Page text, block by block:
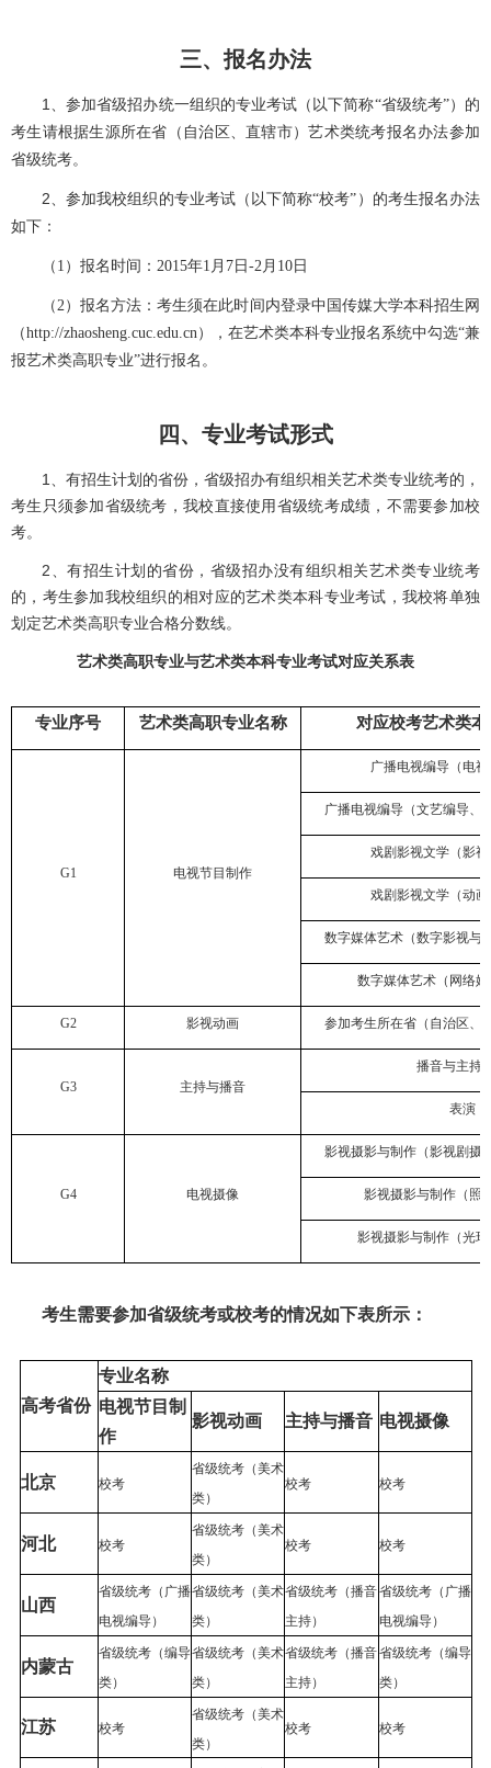
三、报名办法
1 、参加省级招办统一组织的专业考试（以下简称“省级统考”） 的
考生请根据生源所在省（自治区、直辖市）艺术类统考报名办法参加
省级统考。
2 、参加我校组织的专业考试（以下简称“校考”） 的考生报名办法
如下：
（ 1 ）报名时间： 2015年1 月 7日-2 月 10日
（ 2 ）报名方法：考生须在此时间内登录中国传媒大学本科招生网
（http://zhaosheng.cuc.edu.cn ），在艺术类本科专业报名系统中勾选“兼
报艺术类高职专业”进行报名。
四、专业考试形式
1、有招生计划的省份，省级招办有组织相关艺术类专业统考的，
考生只须参加省级统考，我校直接使用省级统考成绩，不需要参加校
考。
2、有招生计划的省份，省级招办没有组织相关艺术类专业统考
的，考生参加我校组织的相对应的艺术类本科专业考试，我校将单独
划定艺术类高职专业合格分数线。
艺术类高职专业与艺术类本科专业考试对应关系表
专业序号 艺术类高职专业名称 对应校考艺术类
G1 电视节目制作
广播电视编导（电
广播电视编导（文艺编导、
戏剧影视文学（影
戏剧影视文学（动
数字媒体艺术（数字影视与
数字媒体艺术（网络
G2 影视动画 参加考生所在省（自治区、
G3 主持与播音
播音与主持
表演
G4 电视摄像
影视摄影与制作（影视剧摄
影视摄影与制作（照
影视摄影与制作（光
考生需要参加省级统考或校考的情况如下表所示：
高考省份
专业名称
电视节目制
作
影视动画 主持与播音 电视摄像
北京 校考
省级统考（美术
类）
校考 校考
河北 校考
省级统考（美术
类）
校考 校考
山西
省级统考（广播
电视编导）
省级统考（美术
类）
省级统考（播音
主持）
省级统考（广播
电视编导）
内蒙古
省级统考（编导
类）
省级统考（美术
类）
省级统考（播音
主持）
省级统考（编导
类）
江苏 校考
省级统考（美术
类）
校考 校考